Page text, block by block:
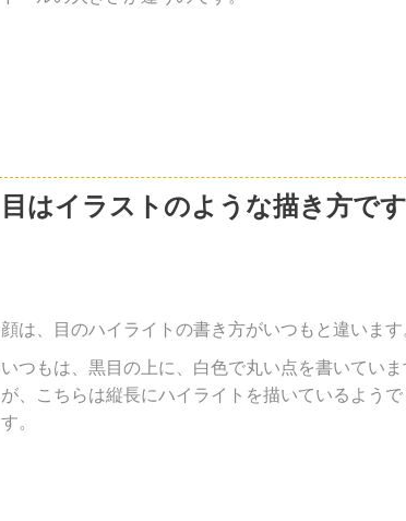
目はイラストのような描き方で
顔は、目のハイライトの書き方がいつもと違います
いつもは、黒目の上に、白色で丸い点を書いていま
が、こちらは縦長にハイライトを描いているようで
す。